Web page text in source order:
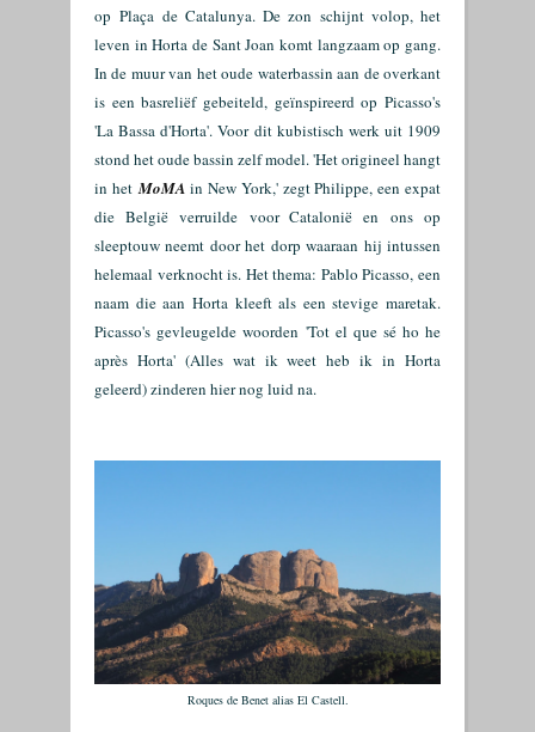
opPlaça de Catalunya. De zon schijnt volop, het
leven in Horta de Sant Joan komt langzaam op gang.
In de muur van het oude waterbassin aan de overkant
is een basreliëf gebeiteld, geïnspireerd op Picasso's
'La Bassa d'Horta'. Voor dit kubistisch werk uit 1909
stond het oude bassin zelf model. 'Het origineel hangt
in hetMoMA in New York,' zegt Philippe, een expat
die België verruilde voor Catalonië enons op
sleeptouw neemt door het dorp waaraan hij intussen
helemaal verknocht is. Het thema: Pablo Picasso, een
naam die aan Horta kleeft als een stevige maretak.
Picasso's gevleugelde woorden 'Tot el que sé ho he
après Horta' (Alles wat ik weet heb ik in Horta
geleerd) zinderen hier nog luid na.
Roques de Benet alias El Castell.